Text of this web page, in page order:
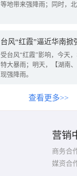
等地带来强降雨；同时，
台风“红霞”逼近华南
受台风“红霞”影响，今天
特大暴雨；明天，【湖南
现强降雨。
查看更多>>
营销
商务合
媒资合